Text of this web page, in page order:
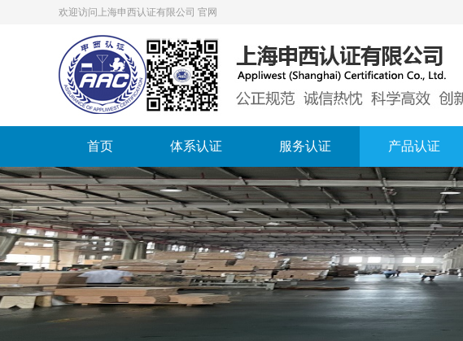
欢迎访问上海申西认证有限公司 官网
首页 体系认证 服务认证 产品认证